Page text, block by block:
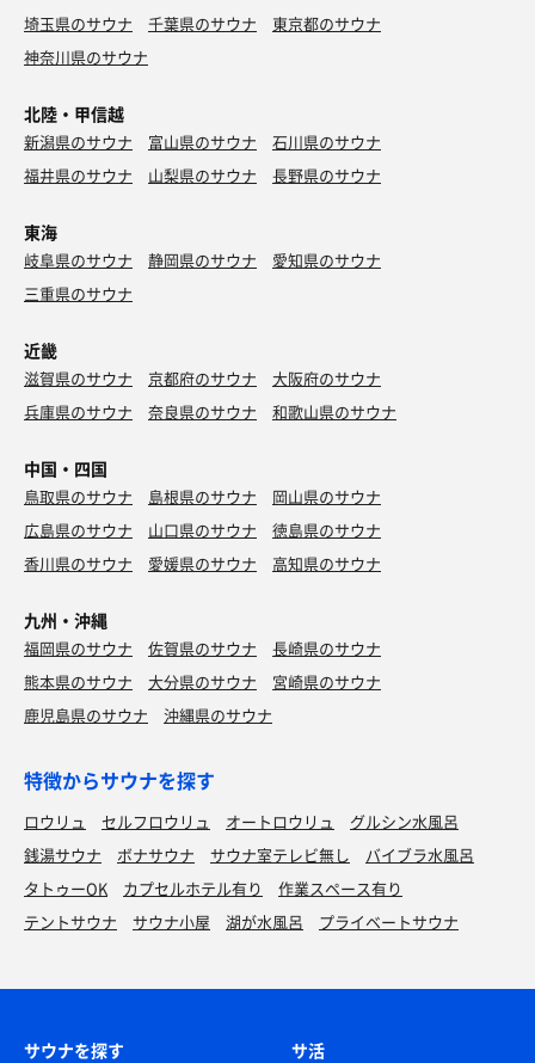
埼玉県のサウナ
千葉県のサウナ
東京都のサウナ
神奈川県のサウナ
北陸・甲信越
新潟県のサウナ 富山県のサウナ
石川県のサウナ
福井県のサウナ
山梨県のサウナ 長野県のサウナ
東海
岐阜県のサウナ 静岡県のサウナ
愛知県のサウナ
三重県のサウナ
近畿
滋賀県のサウナ 京都府のサウナ
大阪府のサウナ
兵庫県のサウナ
奈良県のサウナ 和歌山県のサウナ
中国・四国
鳥取県のサウナ 島根県のサウナ
岡山県のサウナ
広島県のサウナ
山口県のサウナ
徳島県のサウナ
香川県のサウナ
愛媛県のサウナ 高知県のサウナ
九州・沖縄
福岡県のサウナ 佐賀県のサウナ
長崎県のサウナ
熊本県のサウナ
大分県のサウナ
宮崎県のサウナ
鹿児島県のサウナ
沖縄県のサウナ
特徴からサウナを探す
ロウリュ セルフロウリュ オートロウリュ
グルシン水風呂
銭湯サウナ
ボナサウナ サウナ室テレビ無し
バイブラ水風呂
タトゥーOK
カプセルホテル有り
作業スペース有り
テントサウナ
サウナ小屋 湖が水風呂 プライベートサウナ
サウナを探す サ活